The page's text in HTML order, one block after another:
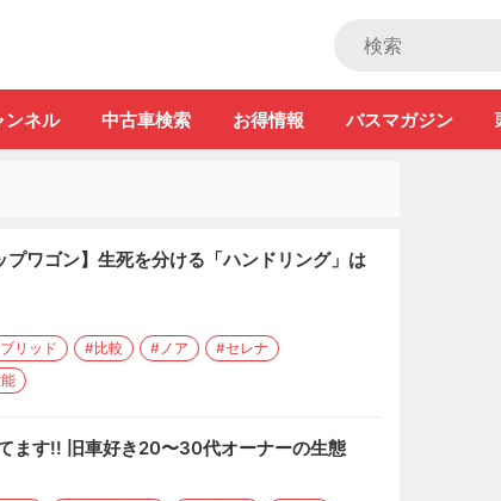
ンネル 中古車検索 お得情報 バスマガジン
プワゴン】生死を分ける「ハンドリング」は
リッド #比較 #ノア
#セレナ
ます!! 旧車好き20〜30代オーナーの生態